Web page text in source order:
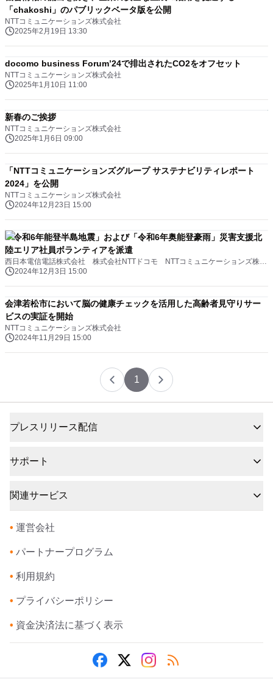
「chakoshi」のパブリックベータ版を公開
NTTコミュニケーションズ株式会社
2025年2月19日 13:30
docomo business Forum’24で排出されたCO2をオフセット
NTTコミュニケーションズ株式会社
2025年1月10日 11:00
新春のご挨拶
NTTコミュニケーションズ株式会社
2025年1月6日 09:00
「NTTコミュニケーションズグループ サステナビリティレポート
2024」を公開
NTTコミュニケーションズ株式会社
2024年12月23日 15:00
「令和6年能登半島地震」および「令和6年奥能登豪雨」災害支援北
陸エリア社員ボランティアを派遣
西日本電信電話株式会社 株式会社NTTドコモ NTTコミュニケーションズ株式会社
2024年12月3日 15:00
会津若松市において脳の健康チェックを活用した高齢者見守りサー
ビスの実証を開始
NTTコミュニケーションズ株式会社
2024年11月29日 15:00
1
プレスリリース配信
サポート
関連サービス
• 運営会社
• パートナープログラム
• 利用規約
• プライバシーポリシー
• 資金決済法に基づく表示